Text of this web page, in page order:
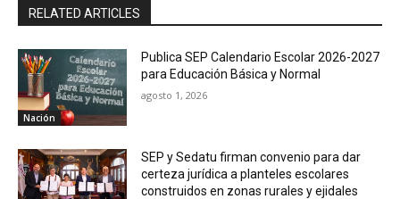
RELATED ARTICLES
Nación
Publica SEP Calendario Escolar 2026-2027
para Educación Básica y Normal
agosto 1, 2026
SEP y Sedatu firman convenio para dar
certeza jurídica a planteles escolares
construidos en zonas rurales y ejidales